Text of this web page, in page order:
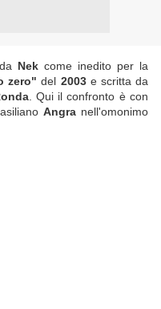
Nek come inedito per la
zero" del 2003e scritta da
. Qui il confronto è con
Angranell'omonimo